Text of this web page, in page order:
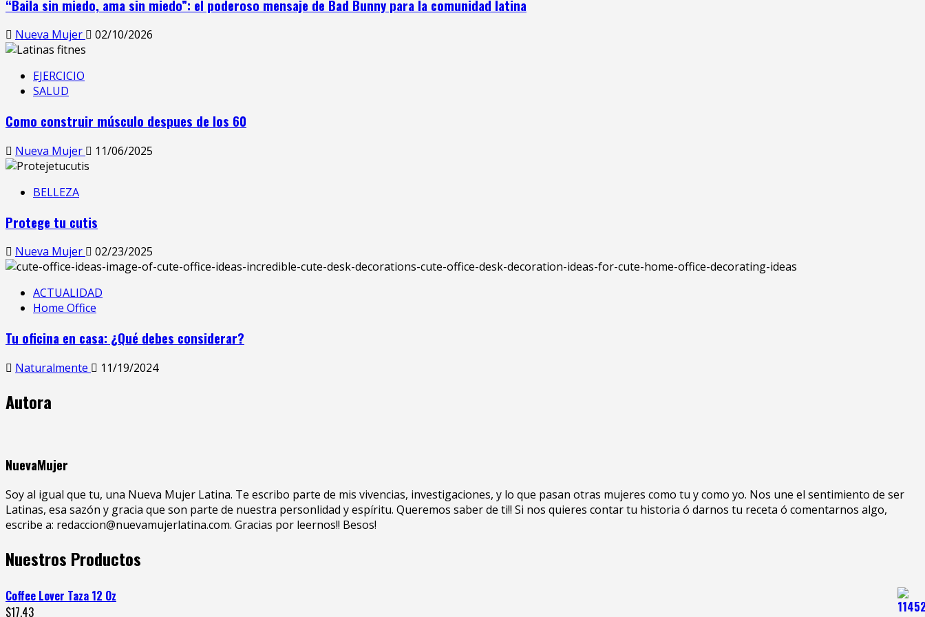
“Baila sin miedo, ama sin miedo”: el poderoso mensaje de Bad Bunny para la comunidad latina
Nueva Mujer 02/10/2026
EJERCICIO
SALUD
Como construir músculo despues de los 60
Nueva Mujer 11/06/2025
BELLEZA
Protege tu cutis
Nueva Mujer 02/23/2025
ACTUALIDAD
Home Office
Tu oficina en casa: ¿Qué debes considerar?
Naturalmente 11/19/2024
Autora
NuevaMujer
Soy al igual que tu, una Nueva Mujer Latina. Te escribo parte de mis vivencias, investigaciones, y lo que pasan otras mujeres como tu y como yo. Nos une el sentimiento de ser
Latinas, esa sazón y gracia que son parte de nuestra personlidad y espíritu. Queremos saber de ti!! Si nos quieres contar tu historia ó darnos tu receta ó comentarnos algo,
escribe a: redaccion@nuevamujerlatina.com. Gracias por leernos!! Besos!
Nuestros Productos
Coffee Lover Taza 12 Oz
$17.43